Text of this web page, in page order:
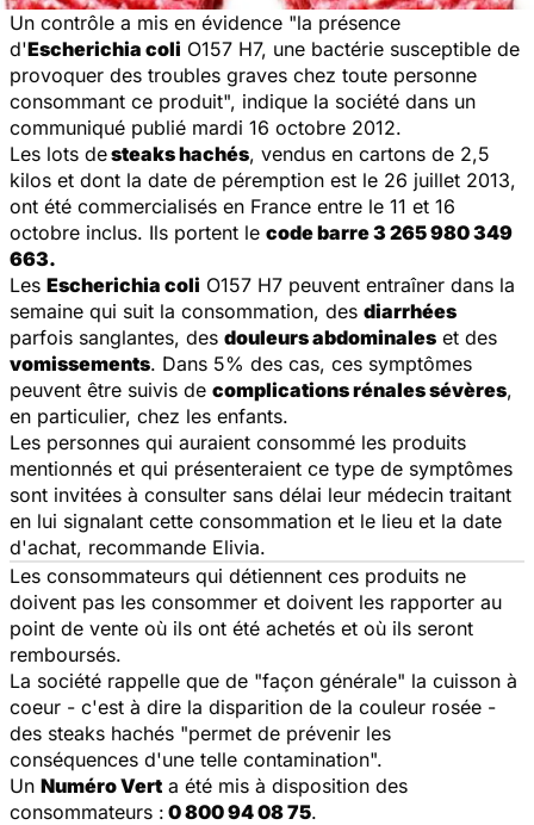
Un contrôle a mis en évidence "la présence
d'Escherichia coli O157 H7, une bactérie susceptible de
provoquer des troubles graves chez toute personne
consommant ce produit", indique la société dans un
communiqué publié mardi 16 octobre 2012.
Les lots desteaks hachés, vendus en cartons de 2,5
kilos et dont la date de péremption est le 26 juillet 2013,
ont été commercialisés en France entre le 11 et 16
octobre inclus. Ils portent le code barre 3 265 980 349
663.
Les Escherichia coli O157 H7 peuvent entraîner dans la
semaine qui suit la consommation, des diarrhées
parfois sanglantes, des douleurs abdominales et des
vomissements. Dans 5% des cas, ces symptômes
peuvent être suivis de complications rénales sévères,
en particulier, chez les enfants.
Les personnes qui auraient consommé les produits
mentionnés et qui présenteraient ce type de symptômes
sont invitées à consulter sans délai leur médecin traitant
en lui signalant cette consommation et le lieu et la date
d'achat, recommande Elivia.
Les consommateurs qui détiennent ces produits ne
doivent pas les consommer et doivent les rapporter au
point de vente où ils ont été achetés et où ils seront
remboursés.
La société rappelle que de "façon générale" la cuisson à
coeur - c'est à dire la disparition de la couleur rosée -
des steaks hachés "permet de prévenir les
conséquences d'une telle contamination".
Un Numéro Vert a été mis à disposition des
consommateurs : 0 800 94 08 75.